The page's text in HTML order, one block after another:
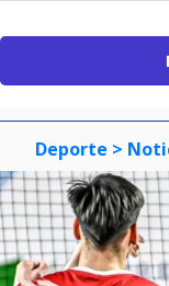
Deporte >